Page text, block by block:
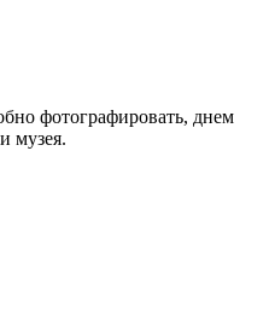
фотографировать, днем
музея.